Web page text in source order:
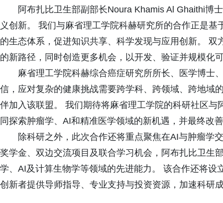
阿布扎比卫生部副部长Noura Khamis Al Ghaithi博
义创新。 我们与麻省理工学院科赫研究所的合作正是
的生态体系，促进知识共享、科学发现与应用创新。
的新路径，同时创造更多机会，以开发、验证并规模化
麻省理工学院科赫综合癌症研究所所长、医学博士
信，应对复杂的健康挑战需要跨学科、跨领域、跨地域
伴加入该联盟。 我们期待将麻省理工学院的科研社区
同探索肿瘤学、AI和精准医学领域的新机遇，并最终改
除科研之外，此次合作还将重点聚焦在AI与肿瘤学
奖学金、双边交流项目及联合学习机会，阿布扎比卫生
学、AI及计算生物学等领域的先进能力。 该合作还将
创新者提供导师指导、专业支持与投资资源，加速科研